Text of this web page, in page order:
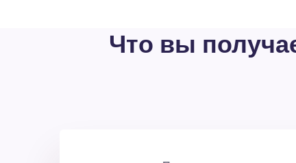
Что вы